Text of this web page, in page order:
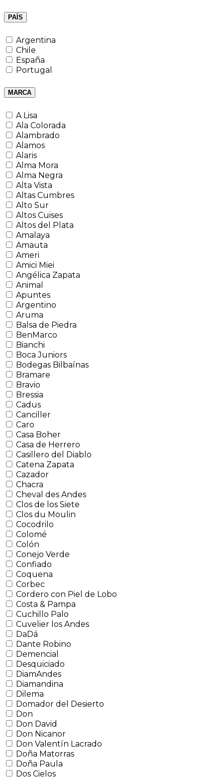
PAÍS
Argentina
Chile
España
Portugal
MARCA
A Lisa
Ala Colorada
Alambrado
Alamos
Alaris
Alma Mora
Alma Negra
Alta Vista
Altas Cumbres
Alto Sur
Altos Cuises
Altos del Plata
Amalaya
Amauta
Ameri
Amici Miei
Angélica Zapata
Animal
Apuntes
Argentino
Aruma
Balsa de Piedra
BenMarco
Bianchi
Boca Juniors
Bodegas Bilbaínas
Bramare
Bravio
Bressia
Cadus
Canciller
Caro
Casa Boher
Casa de Herrero
Casillero del Diablo
Catena Zapata
Cazador
Chacra
Cheval des Andes
Clos de los Siete
Clos du Moulin
Cocodrilo
Colomé
Colón
Conejo Verde
Confiado
Coquena
Corbec
Cordero con Piel de Lobo
Costa & Pampa
Cuchillo Palo
Cuvelier los Andes
DaDá
Dante Robino
Demencial
Desquiciado
DiamAndes
Diamandina
Dilema
Domador del Desierto
Don
Don David
Don Nicanor
Don Valentín Lacrado
Doña Matorras
Doña Paula
Dos Cielos